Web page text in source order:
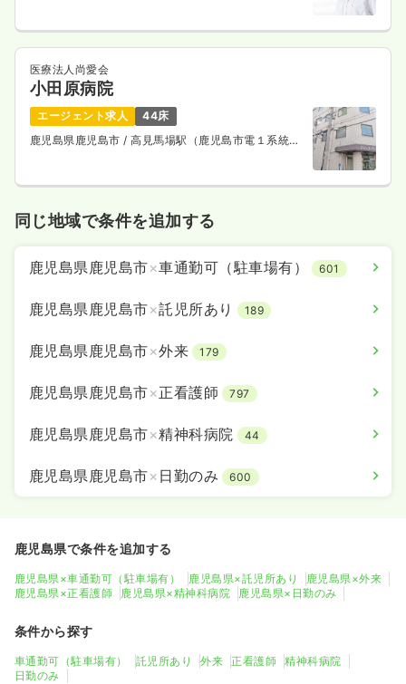
医療法人尚愛会
小田原病院
エージェント求人
44床
鹿児島県鹿児島市 / 高見馬場駅（鹿児島市電１系統）
同じ地域で条件を追加する
鹿児島県鹿児島市×車通勤可（駐車場有） 601
鹿児島県鹿児島市×託児所あり 189
鹿児島県鹿児島市×外来 179
鹿児島県鹿児島市×正看護師 797
鹿児島県鹿児島市×精神科病院 44
鹿児島県鹿児島市× 日勤のみ 600
鹿児島県で条件を追加する
鹿児島県×車通勤可（駐車場有） 鹿児島県×託児所あり
鹿児島県×外来
鹿児島県×正看護師
鹿児島県×精神科病院 鹿児島県×日勤のみ
条件から探す
車通勤可（駐車場有） 託児所あり 外来 正看護師
精神科病院
日勤のみ